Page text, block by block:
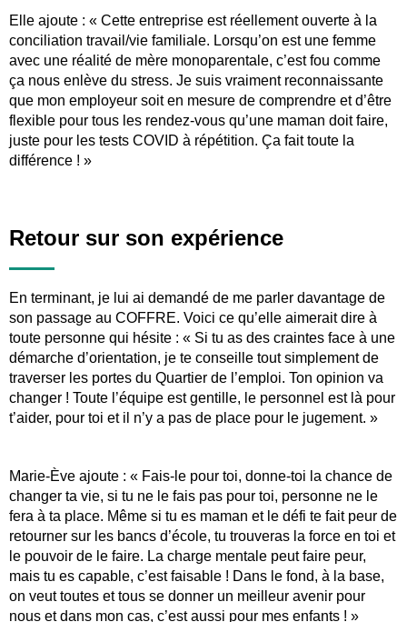
Elle ajoute : « Cette entreprise est réellement ouverte à la
conciliation travail/vie familiale. Lorsqu’on est une femme
avec une réalité de mère monoparentale, c’est fou comme
ça nous enlève du stress. Je suis vraiment reconnaissante
que mon employeur soit en mesure de comprendre et d’être
flexible pour tous les rendez-vous qu’une maman doit faire,
juste pour les tests COVID à répétition. Ça fait toute la
différence ! »
Retour sur son expérience
En terminant, je lui ai demandé de me parler davantage de
son passage au COFFRE. Voici ce qu’elle aimerait dire à
toute personne qui hésite : « Si tu as des craintes face à une
démarche d’orientation, je te conseille tout simplement de
traverser les portes du Quartier de l’emploi. Ton opinion va
changer ! Toute l’équipe est gentille, le personnel est là pour
t’aider, pour toi et il n’y a pas de place pour le jugement. »
Marie-Ève ajoute : « Fais-le pour toi, donne-toi la chance de
changer ta vie, si tu ne le fais pas pour toi, personne ne le
fera à ta place. Même si tu es maman et le défi te fait peur de
retourner sur les bancs d’école, tu trouveras la force en toi et
le pouvoir de le faire. La charge mentale peut faire peur,
mais tu es capable, c’est faisable ! Dans le fond, à la base,
on veut toutes et tous se donner un meilleur avenir pour
nous et dans mon cas, c’est aussi pour mes enfants ! »